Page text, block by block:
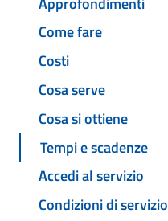
Come fare
Costi
Cosa serve
Cosa si ottiene
Tempi e scadenze
Accedi al servizio
Condizioni di servizio